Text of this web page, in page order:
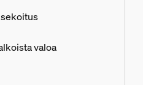
on helppoa – kytke
mukana
valoa